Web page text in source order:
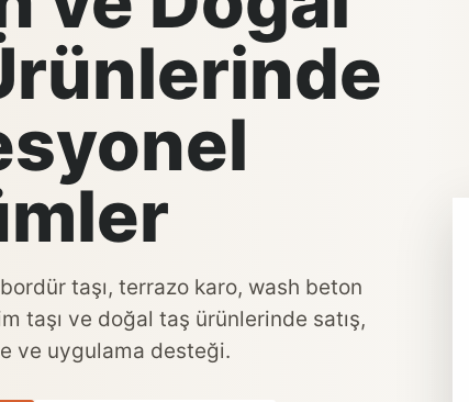
taşı, terrazo karo, wash beton
taşı ve doğal taş ürünlerinde satış,
ve uygulama desteği.